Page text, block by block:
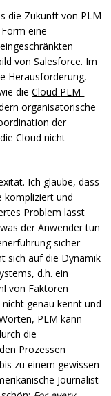
die Zukunft von PLM
eine
von Salesforce. Im
Herausforderung,
dieCloud PLM-
organisatorische
der
Cloud nicht
Ich glaube, dass
kompliziert und
Problem lässt
der Anwender tun
sicher
sich auf die Dynamik
d.h. ein
von Faktoren
genau kennt und
PLM kann
die
Prozessen
zu einem gewissen
Journalist